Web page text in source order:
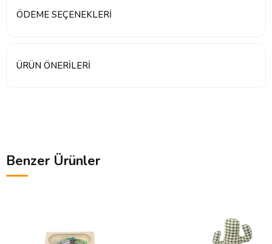
ÖDEME SEÇENEKLERI
ÜRÜN ÖNERILERI
Benzer Ürünler